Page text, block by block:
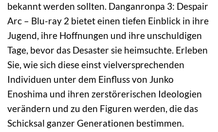
bekannt werden sollten. Danganronpa 3: Despair
Arc – Blu-ray 2 bietet einen tiefen Einblick in ihre
Jugend, ihre Hoffnungen und ihre unschuldigen
Tage, bevor das Desaster sie heimsuchte. Erleben
Sie, wie sich diese einst vielversprechenden
Individuen unter dem Einfluss von Junko
Enoshima und ihren zerstörerischen Ideologien
verändern und zu den Figuren werden, die das
Schicksal ganzer Generationen bestimmen.